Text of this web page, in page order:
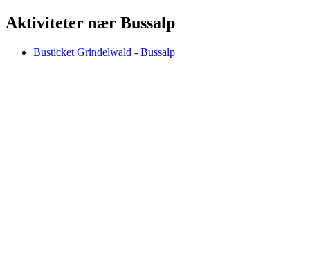
Aktiviteter nær Bussalp
Busticket Grindelwald - Bussalp